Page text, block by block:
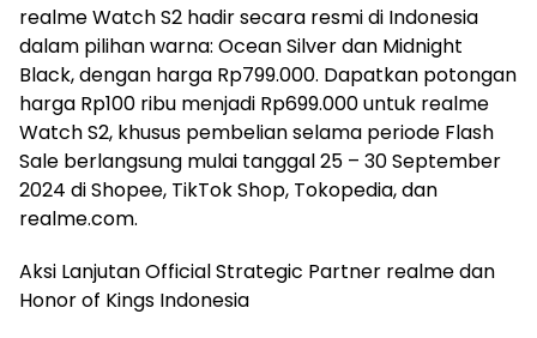
realme Watch S2 hadir secara resmi di Indonesia
dalam pilihan warna: Ocean Silver dan Midnight
Black, dengan harga Rp799.000. Dapatkan potongan
harga Rp100 ribu menjadi Rp699.000 untuk realme
Watch S2, khusus pembelian selama periode Flash
Sale berlangsung mulai tanggal 25 – 30 September
2024 di Shopee, TikTok Shop, Tokopedia, dan
realme.com.
Aksi Lanjutan Official Strategic Partner realme dan
Honor of Kings Indonesia